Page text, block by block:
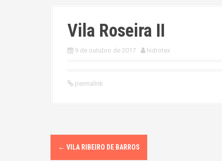
Vila Roseira II
9 de outubro de 2017 hidrotex
permalink
P← VILA RIBEIRO DE BARROS